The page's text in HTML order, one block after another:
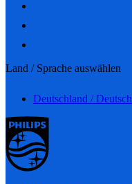
Land / Sprache auswählen
Deutschland / Deutsch